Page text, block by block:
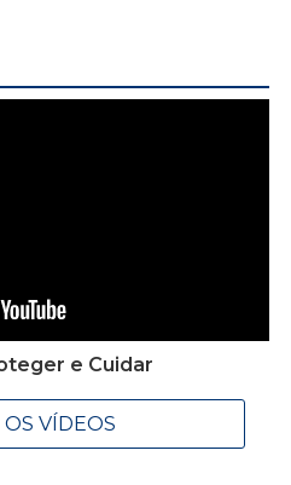
e Cuidar
VÍDEOS